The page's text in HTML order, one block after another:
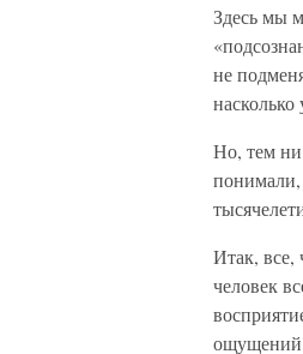
Здесь мы
не
Но, тем ни
понимали,
Итак, все,
человек